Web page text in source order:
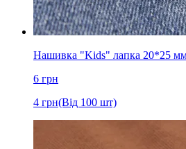
Нашивка "Kids" лапка 20*25 мм
6 грн
4 грн(Від 100 шт)